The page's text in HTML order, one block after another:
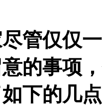
管仅仅
的事项
下的几